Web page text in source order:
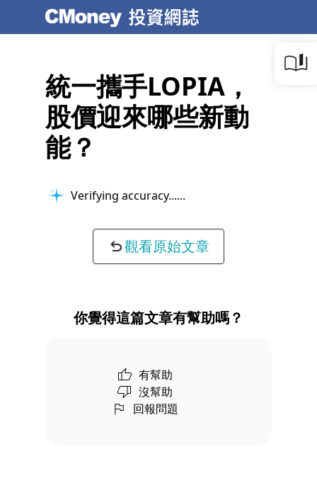
統一攜手LOPIA，
股價迎來哪些新動
能？
Verifying accuracy...
觀看原始文章
你覺得這篇文章有幫助嗎？
有幫助
沒幫助
回報問題